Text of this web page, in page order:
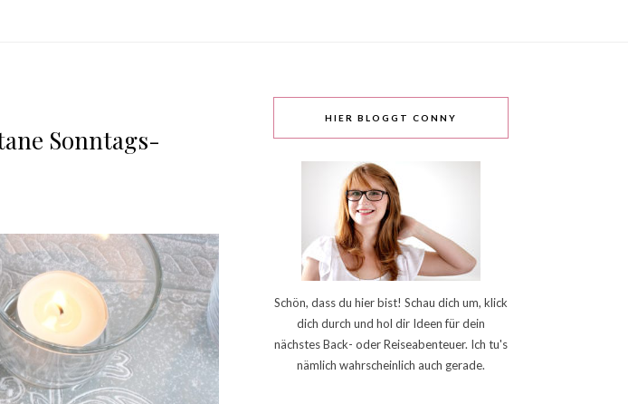
Sonntags-
HIER BLOGGT CONNY
Schön, dass du hier bist! Schau dich um, klick
dich durch und hol dir Ideen für dein
nächstes Back- oder Reiseabenteuer. Ich tu's
nämlich wahrscheinlich auch gerade.